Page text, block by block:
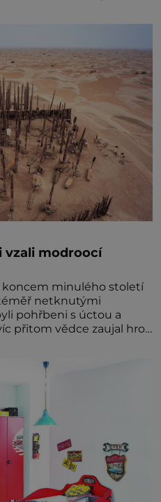
vzali modroocí
koncem minulého století
netknutými
pohřbeni s úctou a
přitom vědce zaujal hrob
zachovalá, přičítají
podmínkám. Sucho,